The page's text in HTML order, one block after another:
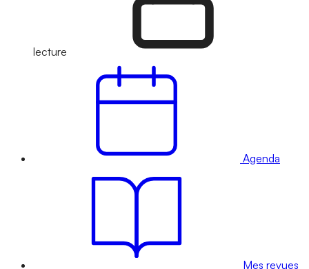
lecture
Agenda
Mes revues